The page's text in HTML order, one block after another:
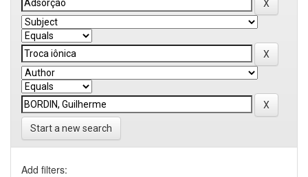
Start a new search
Add filters: